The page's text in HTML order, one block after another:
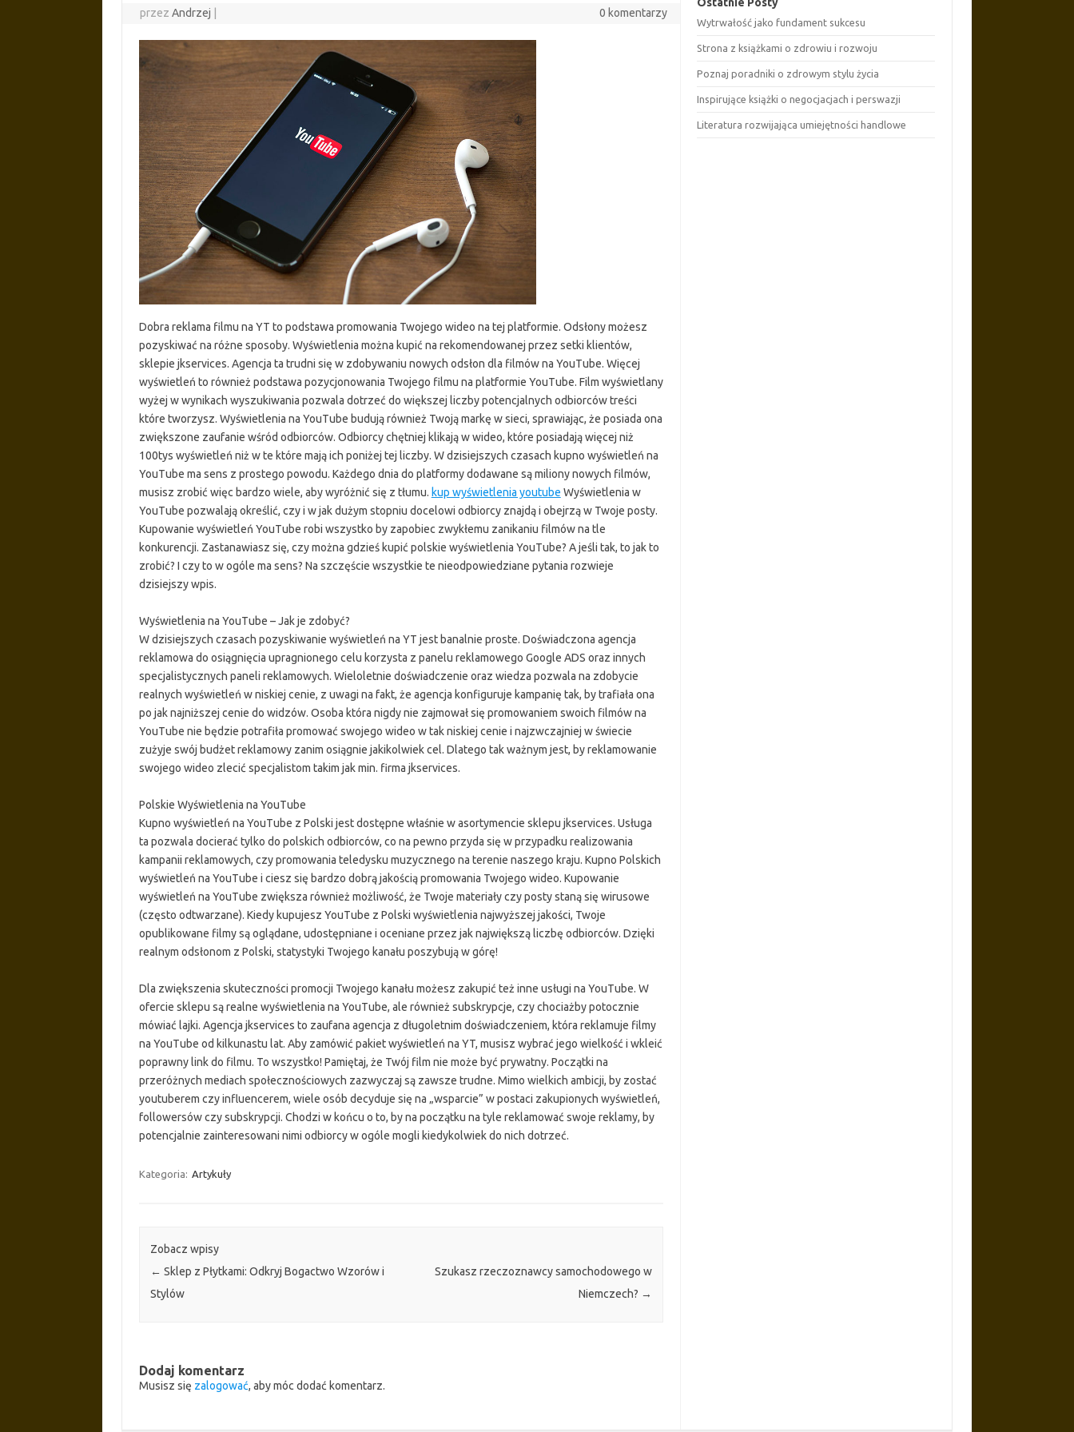
przezAndrzej 0 komentarzy
Dobra reklama filmu na YT to podstawa promowania Twojego wideo na tej platformie. Odsłony możesz
pozyskiwać na różne sposoby. Wyświetlenia można kupić na rekomendowanej przez setki klientów,
sklepie jkservices. Agencja ta trudni się w zdobywaniu nowych odsłon dla filmów na YouTube. Więcej
wyświetleń to również podstawa pozycjonowania Twojego filmu na platformie YouTube. Film wyświetlany
wyżej w wynikach wyszukiwania pozwala dotrzeć do większej liczby potencjalnych odbiorców treści
które tworzysz. Wyświetlenia na YouTube budują również Twoją markę w sieci, sprawiając, że posiada ona
zwiększone zaufanie wśród odbiorców. Odbiorcy chętniej klikają w wideo, które posiadają więcej niż
100tys wyświetleń niż w te które mają ich poniżej tej liczby. W dzisiejszych czasach kupno wyświetleń na
YouTube ma sens z prostego powodu. Każdego dnia do platformy dodawane są miliony nowych filmów,
musisz zrobić więc bardzo wiele, aby wyróżnić się z tłumu. kup wyświetlenia youtube Wyświetlenia w
YouTube pozwalają określić, czy i w jak dużym stopniu docelowi odbiorcy znajdą i obejrzą w Twoje posty.
Kupowanie wyświetleń YouTube robi wszystko by zapobiec zwykłemu zanikaniu filmów na tle
konkurencji. Zastanawiasz się, czy można gdzieś kupić polskie wyświetlenia YouTube? A jeśli tak, to jak to
zrobić? I czy to w ogóle ma sens? Na szczęście wszystkie te nieodpowiedziane pytania rozwieje
dzisiejszy wpis.
Wyświetlenia na YouTube – Jak je zdobyć?
W dzisiejszych czasach pozyskiwanie wyświetleń na YT jest banalnie proste. Doświadczona agencja
reklamowa do osiągnięcia upragnionego celu korzysta z panelu reklamowego Google ADS oraz innych
specjalistycznych paneli reklamowych. Wieloletnie doświadczenie oraz wiedza pozwala na zdobycie
realnych wyświetleń w niskiej cenie, z uwagi na fakt, że agencja konfiguruje kampanię tak, by trafiała ona
po jak najniższej cenie do widzów. Osoba która nigdy nie zajmował się promowaniem swoich filmów na
YouTube nie będzie potrafiła promować swojego wideo w tak niskiej cenie i najzwczajniej w świecie
zużyje swój budżet reklamowy zanim osiągnie jakikolwiek cel. Dlatego tak ważnym jest, by reklamowanie
swojego wideo zlecić specjalistom takim jak min. firma jkservices.
Polskie Wyświetlenia na YouTube
Kupno wyświetleń na YouTube z Polski jest dostępne właśnie w asortymencie sklepu jkservices. Usługa
ta pozwala docierać tylko do polskich odbiorców, co na pewno przyda się w przypadku realizowania
kampanii reklamowych, czy promowania teledysku muzycznego na terenie naszego kraju. Kupno Polskich
wyświetleń na YouTube i ciesz się bardzo dobrą jakością promowania Twojego wideo. Kupowanie
wyświetleń na YouTube zwiększa również możliwość, że Twoje materiały czy posty staną się wirusowe
(często odtwarzane). Kiedy kupujesz YouTube z Polski wyświetlenia najwyższej jakości, Twoje
opublikowane filmy są oglądane, udostępniane i oceniane przez jak największą liczbę odbiorców. Dzięki
realnym odsłonom z Polski, statystyki Twojego kanału poszybują w górę!
Dla zwiększenia skuteczności promocji Twojego kanału możesz zakupić też inne usługi na YouTube. W
ofercie sklepu są realne wyświetlenia na YouTube, ale również subskrypcje, czy chociażby potocznie
mówiać lajki. Agencja jkservices to zaufana agencja z długoletnim doświadczeniem, która reklamuje filmy
na YouTube od kilkunastu lat. Aby zamówić pakiet wyświetleń na YT, musisz wybrać jego wielkość i wkleić
poprawny link do filmu. To wszystko! Pamiętaj, że Twój film nie może być prywatny. Początki na
przeróżnych mediach społecznościowych zazwyczaj są zawsze trudne. Mimo wielkich ambicji, by zostać
youtuberem czy influencerem, wiele osób decyduje się na „wsparcie” w postaci zakupionych wyświetleń,
followersów czy subskrypcji. Chodzi w końcu o to, by na początku na tyle reklamować swoje reklamy, by
potencjalnie zainteresowani nimi odbiorcy w ogóle mogli kiedykolwiek do nich dotrzeć.
Kategoria: Artykuły
Zobacz wpisy
← Sklep z Płytkami: Odkryj Bogactwo Wzorów i
Stylów
Szukasz rzeczoznawcy samochodowego w
Niemczech? →
Dodaj komentarz
Musisz się zalogować, aby móc dodać komentarz.
Wytrwałość jako fundament sukcesu
Strona z książkami o zdrowiu i rozwoju
Poznaj poradniki o zdrowym stylu życia
Inspirujące książki o negocjacjach i perswazji
Literatura rozwijająca umiejętności handlowe